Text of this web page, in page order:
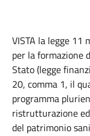
VISTA la legge 11
per la formazione
Stato (legge
20, comma 1, il
programma
ristrutturazione
del patrimonio